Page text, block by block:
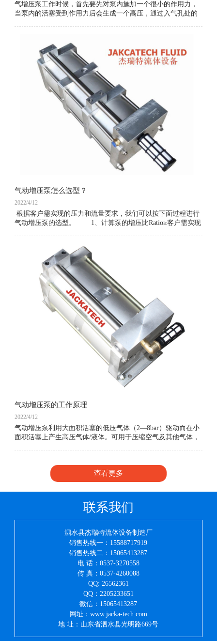
气增压泵工作时候，首先要先对泵内施加一个很小的作用力，
当泵内的活塞受到作用力后会生成一个高压，通过入气孔处的
气动增压泵怎么选型？
2022/4/12
根据客户需实现的压力和流量要求，我们可以按下面过程进行
气动增压泵的选型。 1、计算泵的增压比Ratio≥客户需实现
气动增压泵的工作原理
2022/4/12
气动增压泵利用大面积活塞的低压气体（2—8bar）驱动而在小
面积活塞上产生高压气体/液体。可用于压缩空气及其他气体，
查看更多
联系我们
泗水县杰瑞特流体设备制造厂
销售热线一：15588717919
销售热线二：15065413287
电 话：0537-3270558
传 真：0537-4260088
QQ: 26562361
QQ：2205233651
微信：15065413287
网址：www.jacka-tech.com
地 址：山东省泗水县光明路669号